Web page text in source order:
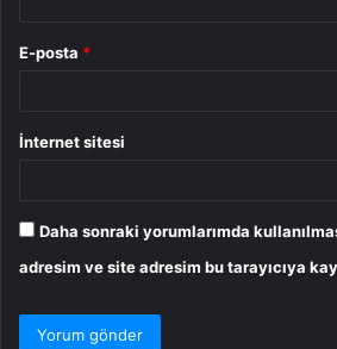
E-posta *
İnternet sitesi
Daha sonraki yorumlarımda
adresim ve site adresim bu tarayıcıya